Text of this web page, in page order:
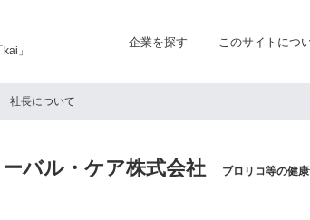
」
企業を探す このサイトにつ
社長について
バル・ケア株式会社 ブロリコ等の健